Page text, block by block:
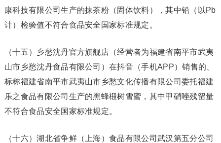
康科技有限公司生产的抹茶粉（固体饮料），其中铅（以Pb
计）检验值不符合食品安全国家标准规定。
（十五）乡愁沈丹官方旗舰店（经营者为福建省南平市武夷
山市乡愁沈丹食品有限公司）在抖音（手机APP）销售的、
标称福建省南平市武夷山市乡愁文化传播有限公司委托福建
乐之食品有限公司生产的黑蜂椴树雪蜜，其中甲硝唑残留量
不符合食品安全国家标准规定。
（十六）湖北省争鲜（上海）食品有限公司武汉第五分公司